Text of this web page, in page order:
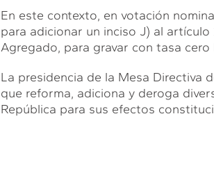
En este contexto, en votación
para adicionar un inciso J) al
Agregado, para gravar con tasa
La presidencia de la Mesa Directiva
que reforma, adiciona y deroga
República para sus efectos